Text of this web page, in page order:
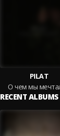
PILAT
О чем мы
RECENT ALBUMS